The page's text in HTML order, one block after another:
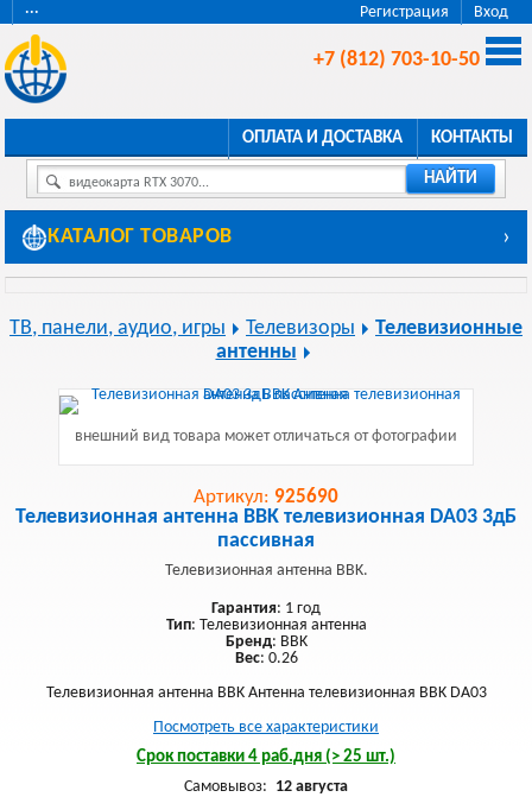
Регистрация Вход
···
+7 (812) 703-10-50
ОПЛАТА И ДОСТАВКА КОНТАКТЫ
видеокарта RTX 3070... НАЙТИ
КАТАЛОГ ТОВАРОВ ›
ТВ, панели, аудио, игры Телевизоры
Телевизионные
антенны
внешний вид товара может отличаться от фотографии
Артикул: 925690
Телевизионная антенна BBK телевизионная DA03 3дБ
пассивная
Телевизионная антенна BBK.
Гарантия: 1 год
Тип: Телевизионная антенна
Бренд: BBK
Вес: 0.26
Телевизионная антенна BBK Антенна телевизионная BBK DA03
Посмотреть все характеристики
Срок поставки 4 раб.дня (> 25 шт.)
Самовывоз: 12 августа